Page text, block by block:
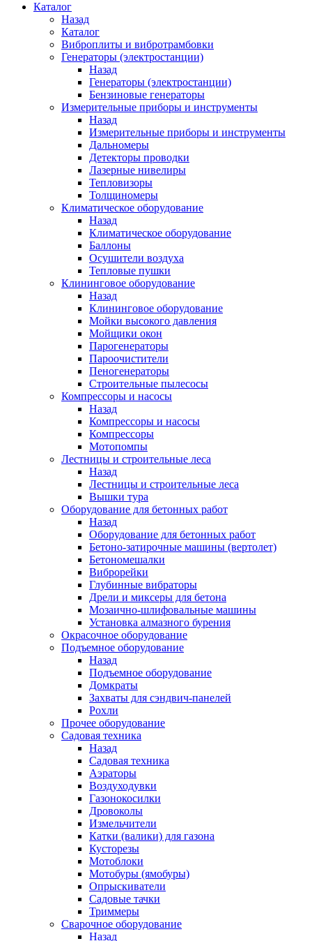
Каталог
Назад
Каталог
Виброплиты и вибротрамбовки
Генераторы (электростанции)
Назад
Генераторы (электростанции)
Бензиновые генераторы
Измерительные приборы и инструменты
Назад
Измерительные приборы и инструменты
Дальномеры
Детекторы проводки
Лазерные нивелиры
Тепловизоры
Толщиномеры
Климатическое оборудование
Назад
Климатическое оборудование
Баллоны
Осушители воздуха
Тепловые пушки
Клининговое оборудование
Назад
Клининговое оборудование
Мойки высокого давления
Мойщики окон
Парогенераторы
Пароочистители
Пеногенераторы
Строительные пылесосы
Компрессоры и насосы
Назад
Компрессоры и насосы
Компрессоры
Мотопомпы
Лестницы и строительные леса
Назад
Лестницы и строительные леса
Вышки тура
Оборудование для бетонных работ
Назад
Оборудование для бетонных работ
Бетоно-затирочные машины (вертолет)
Бетономешалки
Виброрейки
Глубинные вибраторы
Дрели и миксеры для бетона
Мозаично-шлифовальные машины
Установка алмазного бурения
Окрасочное оборудование
Подъемное оборудование
Назад
Подъемное оборудование
Домкраты
Захваты для сэндвич-панелей
Рохли
Прочее оборудование
Садовая техника
Назад
Садовая техника
Аэраторы
Воздуходувки
Газонокосилки
Дровоколы
Измельчители
Катки (валики) для газона
Кусторезы
Мотоблоки
Мотобуры (ямобуры)
Опрыскиватели
Садовые тачки
Триммеры
Сварочное оборудование
Назад